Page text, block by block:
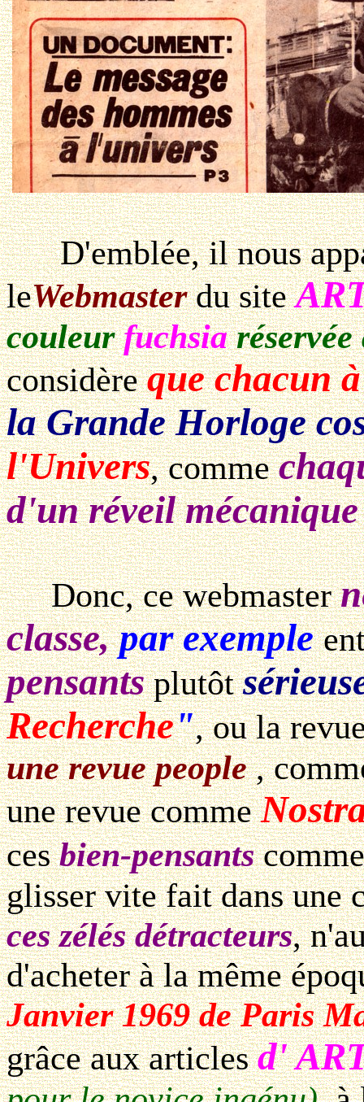
D'emblée, il nous
leWebmasterdu site
couleurfuchsia
considèreque chacun
la Grande Horloge
l'Univers, comme
d'un réveil
Donc, ce webmaster
classe,par exemple
pensantsplutôt
Recherche", ou la
une revue people,
une revue comme
cesbien-pensants
glisser vite fait dans une
ces zélés détracteurs,
d'acheter à la même
Janvier 1969 de Paris
grâce aux articlesd'